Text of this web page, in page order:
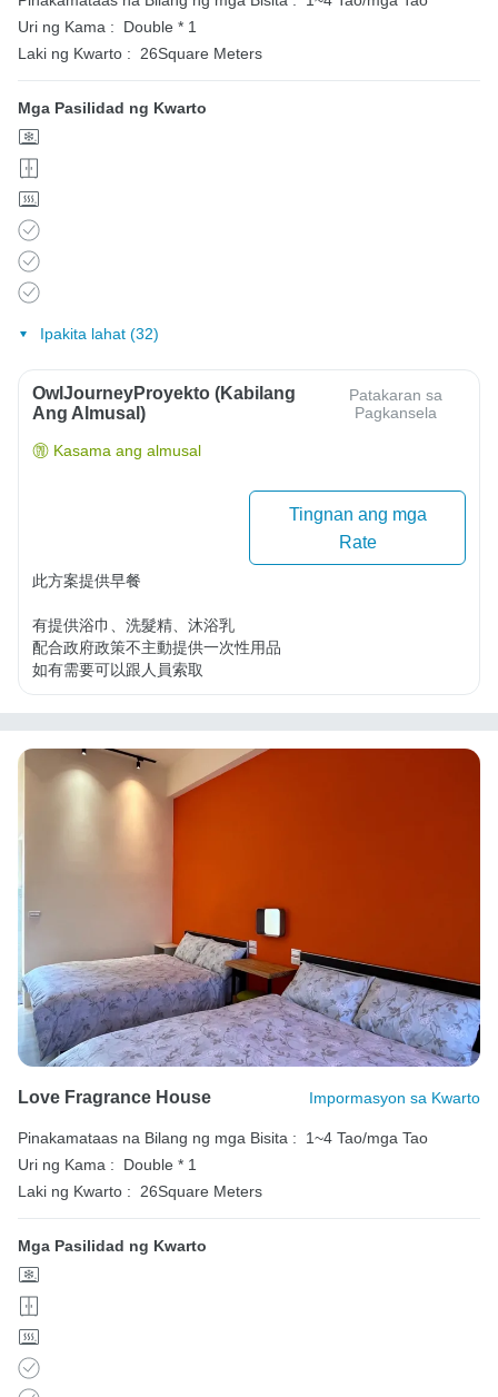
Uri ng Kama :
Double * 1
Laki ng Kwarto : 26Square Meters
Mga Pasilidad ng Kwarto
Ipakita lahat (32)
OwlJourneyProyekto (Kabilang
Ang Almusal)
Patakaran sa
Pagkansela
Kasama ang almusal
Tingnan ang mga
Rate
此方案提供早餐
有提供浴巾、洗髮精、沐浴乳
配合政府政策不主動提供一次性用品
如有需要可以跟人員索取
Love Fragrance House Impormasyon sa Kwarto
Pinakamataas na Bilang ng mga Bisita :
1~4 Tao/mga Tao
Uri ng Kama :
Double * 1
Laki ng Kwarto :
26Square Meters
Mga Pasilidad ng Kwarto